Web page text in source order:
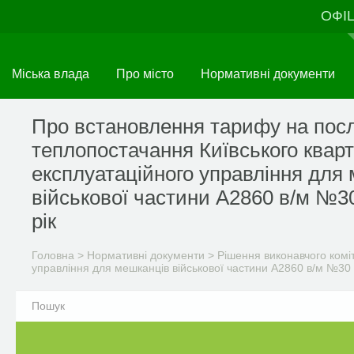
Міська влада Про місто Нормативні документи
Про встановлення тарифу на
теплопостачання Київського
експлуатаційного управління
військової частини А2860 в/м
рік
Головна > Нормативні документи > Рішення виконавчого
управління для мешканців військової частини А2860 в/м №30